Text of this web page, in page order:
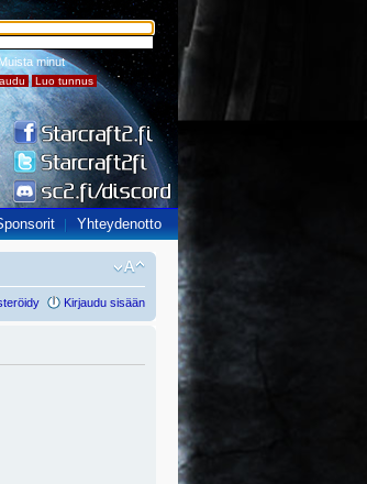
Muista minut
Yhteydenotto
Kirjaudu sisään